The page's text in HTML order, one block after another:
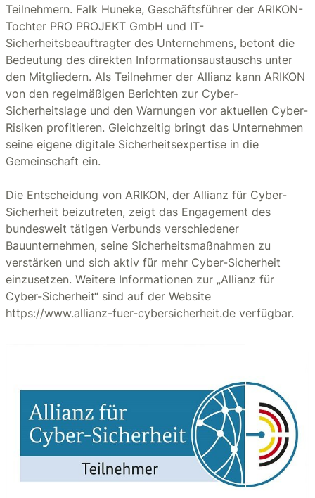
Teilnehmern. Falk Huneke, Geschäftsführer der ARIKON-
Tochter PRO PROJEKT GmbH und IT-
Sicherheitsbeauftragter des Unternehmens, betont die
Bedeutung des direkten Informationsaustauschs unter
den Mitgliedern. Als Teilnehmer der Allianz kann ARIKON
von den regelmäßigen Berichten zur Cyber-
Sicherheitslage und den Warnungen vor aktuellen Cyber-
Risiken profitieren. Gleichzeitig bringt das Unternehmen
seine eigene digitale Sicherheitsexpertise in die
Gemeinschaft ein.
Die Entscheidung von ARIKON, der Allianz für Cyber-
Sicherheit beizutreten, zeigt das Engagement des
bundesweit tätigen Verbunds verschiedener
Bauunternehmen, seine Sicherheitsmaßnahmen zu
verstärken und sich aktiv für mehr Cyber-Sicherheit
einzusetzen. Weitere Informationen zur „Allianz für
Cyber-Sicherheit“ sind auf der Website
https://www.allianz-fuer-cybersicherheit.de verfügbar.